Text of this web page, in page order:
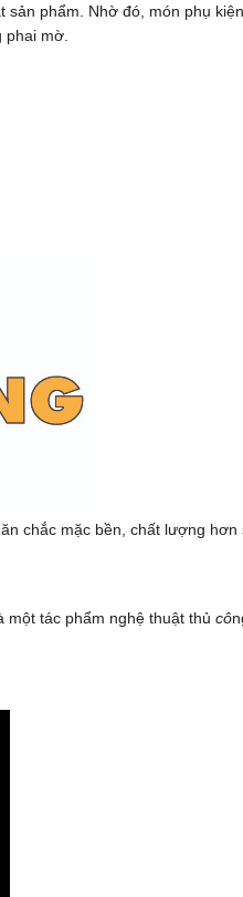
phẩm. Nhờ đó, món phụ
mờ.
chắc mặc bền, chất lượng
tác phẩm nghệ thuật thủ cô